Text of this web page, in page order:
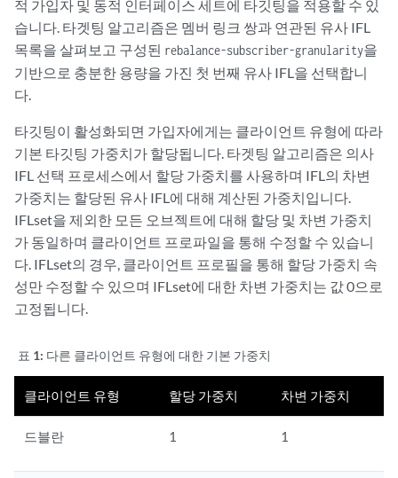
                }
            }
        }
    }
적 가입자 및 동적 인터페이스 세트에 타깃팅을 적용할 수 있
습니다. 타겟팅 알고리즘은 멤버 링크 쌍과 연관된 유사 IFL
목록을 살펴보고 구성된 rebalance-subscriber-granularity을
기반으로 충분한 용량을 가진 첫 번째 유사 IFL을 선택합니
다.
타깃팅이 활성화되면 가입자에게는 클라이언트 유형에 따라
기본 타깃팅 가중치가 할당됩니다. 타겟팅 알고리즘은 의사
IFL 선택 프로세스에서 할당 가중치를 사용하며 IFL의 차변
가중치는 할당된 유사 IFL에 대해 계산된 가중치입니다.
IFLset을 제외한 모든 오브젝트에 대해 할당 및 차변 가중치
가 동일하며 클라이언트 프로파일을 통해 수정할 수 있습니
다. IFLset의 경우, 클라이언트 프로필을 통해 할당 가중치 속
성만 수정할 수 있으며 IFLset에 대한 차변 가중치는 값 0으로
고정됩니다.
표 1: 다른 클라이언트 유형에 대한 기본 가중치
클라이언트 유형 할당 가중치 차변 가중치
드블란 1 1